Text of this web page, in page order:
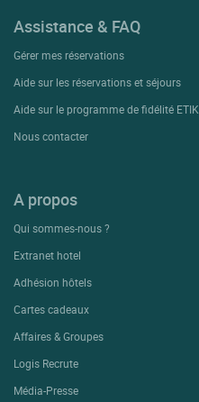
Assistance & FAQ
Gérer mes réservations
Aide sur les réservations et séjours
Aide sur le programme de fidélité ETIK
Nous contacter
A propos
Qui sommes-nous ?
Extranet hotel
Adhésion hôtels
Cartes cadeaux
Affaires & Groupes
Logis Recrute
Média-Presse